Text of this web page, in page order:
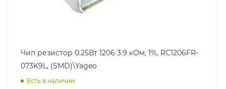
Чип резистор 0.25Вт 1206 3.9 кОм, 1%, RC1206FR-
073K9L, (SMD)\Yageo
Есть в наличии